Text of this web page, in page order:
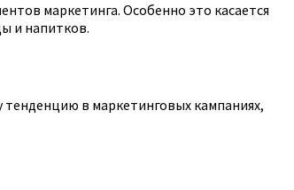
маркетинга. Особенно это касается
и напитков.
в маркетинговых кампаниях,